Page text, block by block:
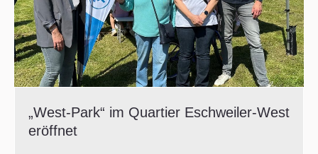
„West-Park“ im Quartier Eschweiler-West
eröffnet